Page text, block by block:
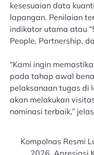
kesesuaian data
lapangan. Penilaian
indikator utama atau
People, Partnership,
“Kami ingin
pada tahap awal
pelaksanaan tugas di
akan melakukan
nominasi terbaik,”
Kompolnas Resmi